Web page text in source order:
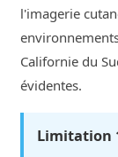
l'imagerie
Californie du
évidentes.
Limitation